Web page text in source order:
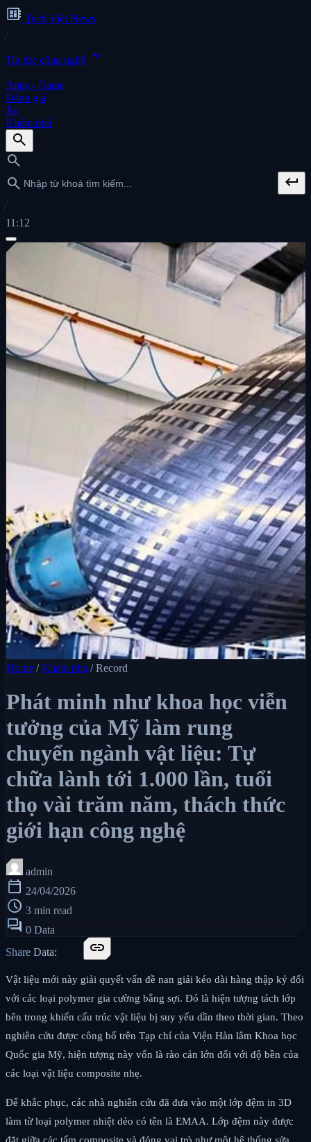
developer_board Tech Việt News
Tin tức công nghệ expand_more
Apps - Game
Đánh giá
Xe
Khám phá
search
search
search
keyboard_return
11:12
Home / Khám phá / Record
Phát minh như khoa học viễn
tưởng của Mỹ làm rung
chuyển ngành vật liệu: Tự
chữa lành tới 1.000 lần, tuổi
thọ vài trăm năm, thách thức
giới hạn công nghệ
admin
calendar_today 24/04/2026
schedule 3 min read
forum 0 Data
Share Data:
link
Vật liệu mới này giải quyết vấn đề nan giải kéo dài hàng thập kỷ đối
với các loại polymer gia cường bằng sợi. Đó là hiện tượng tách lớp
bên trong khiến cấu trúc vật liệu bị suy yếu dần theo thời gian. Theo
nghiên cứu được công bố trên Tạp chí của Viện Hàn lâm Khoa học
Quốc gia Mỹ, hiện tượng này vốn là rào cản lớn đối với độ bền của
các loại vật liệu composite nhẹ.
Để khắc phục, các nhà nghiên cứu đã đưa vào một lớp đệm in 3D
làm từ loại polymer nhiệt dẻo có tên là EMAA. Lớp đệm này được